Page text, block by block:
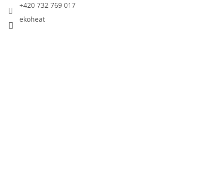
+420 732 769 017
ekoheat